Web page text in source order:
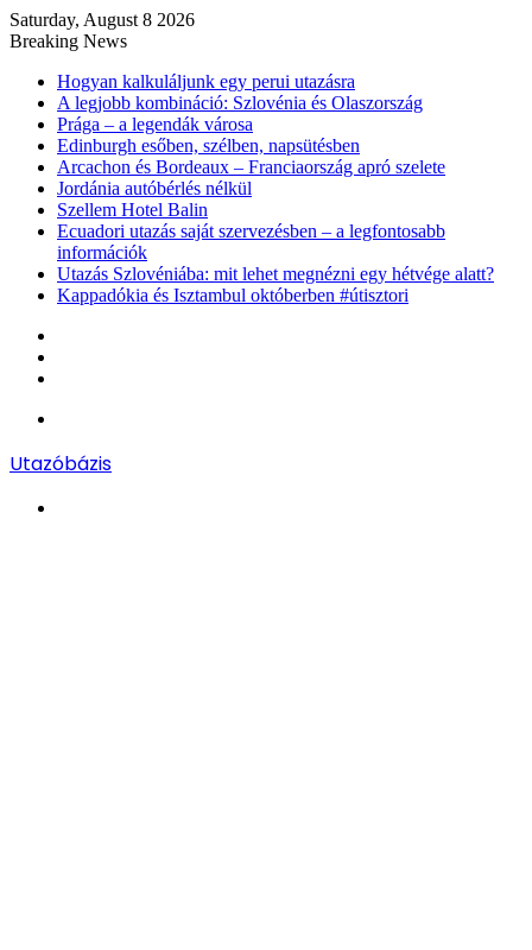
Saturday, August 8 2026
Breaking News
Hogyan kalkuláljunk egy perui utazásra
A legjobb kombináció: Szlovénia és Olaszország
Prága – a legendák városa
Edinburgh esőben, szélben, napsütésben
Arcachon és Bordeaux – Franciaország apró szelete
Jordánia autóbérlés nélkül
Szellem Hotel Balin
Ecuadori utazás saját szervezésben – a legfontosabb
információk
Utazás Szlovéniába: mit lehet megnézni egy hétvége alatt?
Kappadókia és Isztambul októberben #útisztori
Utazóbázis